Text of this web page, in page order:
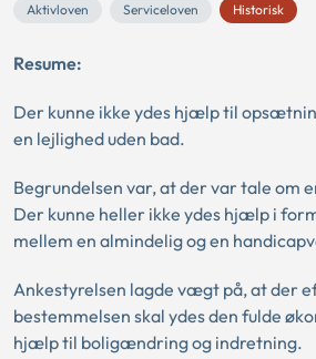
Aktivloven
Serviceloven Historisk
Resume:
Der kunne ikke ydes hjælp til
en lejlighed uden bad.
Begrundelsen var, at der var tale om
Der kunne heller ikke ydes hjælp i
mellem en almindelig og en
Ankestyrelsen lagde vægt på, at der
bestemmelsen skal ydes den fulde
hjælp til boligændring og indretning.